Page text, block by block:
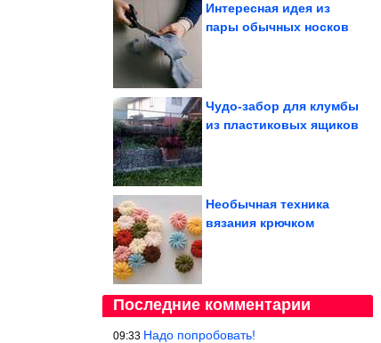
Интересная идея из
пары обычных носков
Чудо-забор для клумбы
из пластиковых ящиков
Необычная техника
вязания крючком
Последние комментарии
09:33 Надо попробовать!